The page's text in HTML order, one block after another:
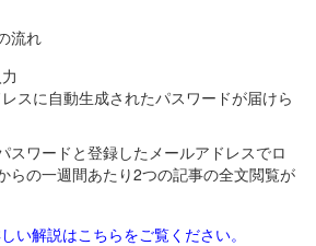
流れ
スに自動生成されたパスワードが届けら
スワードと登録したメールアドレスでロ
らの一週間あたり2つの記事の全文閲覧が
い解説はこちらをご覧ください。